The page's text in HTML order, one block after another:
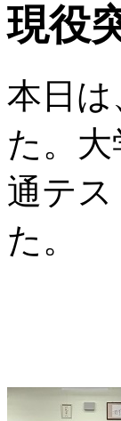
現役
本日
た。
通テ
た。